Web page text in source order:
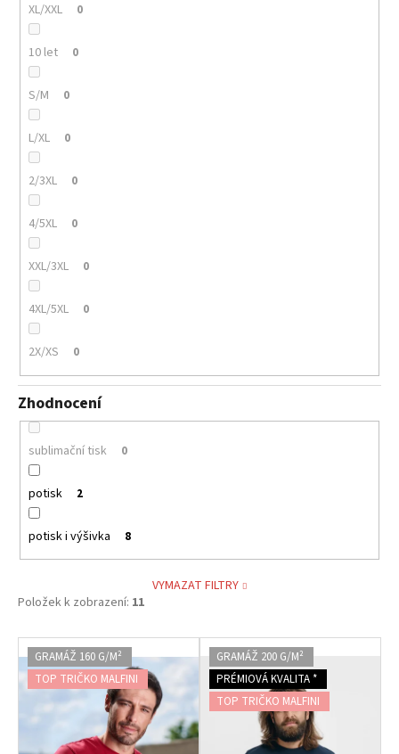
XL/XXL 0
10 let 0
S/M 0
L/XL 0
2/3XL 0
4/5XL 0
XXL/3XL 0
4XL/5XL 0
2X/XS 0
Zhodnocení
sublimační tisk 0
potisk 2
potisk i výšivka 8
VYMAZAT FILTRY
Položek k zobrazení: 11
V
ý
p
GRAMÁŽ 160 G/M²
TOP TRIČKO MALFINI
GRAMÁŽ 200 G/M²
PRÉMIOVÁ KVALITA *
TOP TRIČKO MALFINI